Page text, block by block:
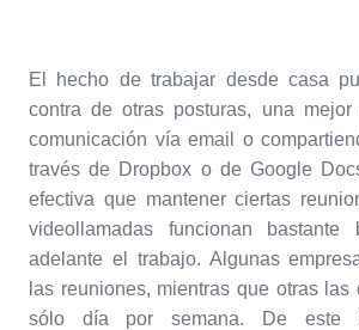
El hecho de trabajar desde casa
contra de otras posturas, una mejor
comunicación vía email o
través de Dropbox o de Google
efectiva que mantener ciertas
videollamadas funcionan
adelante el trabajo. Algunas
las reuniones, mientras que otras las
sólo día por semana. De este